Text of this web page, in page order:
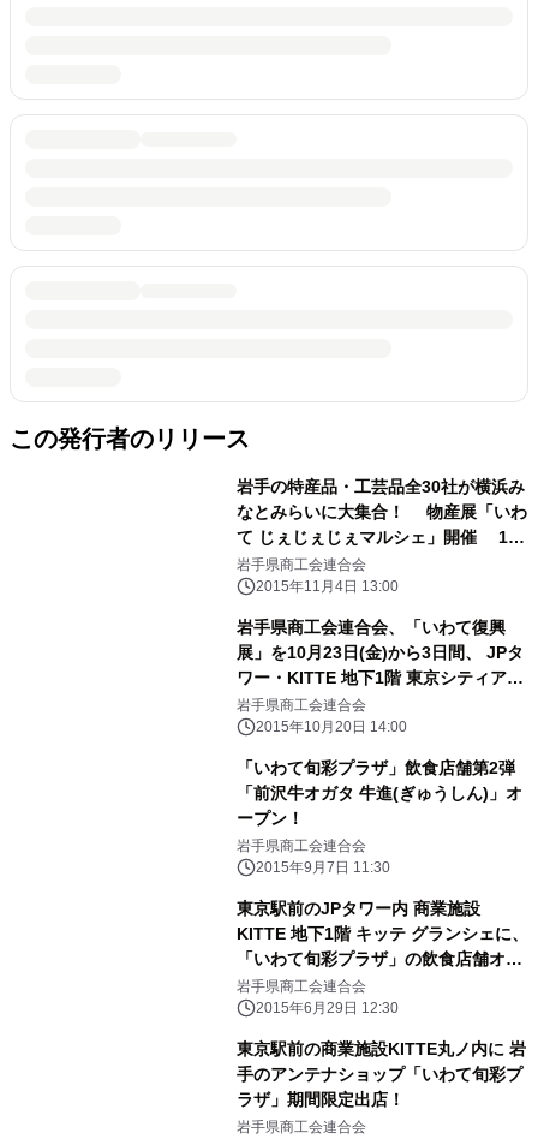
この発行者のリリース
岩手の特産品・工芸品全30社が横浜み
なとみらいに大集合！ 物産展「いわ
て じぇじぇじぇマルシェ」開催 11
月5日～8日の4日間、ランドマークプ
ラザ1F フェスティバルスクエアにて
岩手県商工会連合会
2015年11月4日 13:00
岩手県商工会連合会、「いわて復興
展」を10月23日(金)から3日間、 JPタ
ワー・KITTE 地下1階 東京シティアイ
で開催！ ～いわて旬彩プラザとの連動
で、復興写真展、被災企業・支援商品
岩手県商工会連合会
2015年10月20日 14:00
「いわて旬彩プラザ」飲食店舗第2弾
「前沢牛オガタ 牛進(ぎゅうしん)」オ
ープン！
岩手県商工会連合会
2015年9月7日 11:30
東京駅前のJPタワー内 商業施設
KITTE 地下1階 キッテ グランシェに、
「いわて旬彩プラザ」の飲食店舗オー
プン！ ～第1弾は【もりおか冷麺】
【盛岡じゃじゃ麺】の 「久太屋(麺匠
岩手県商工会連合会
2015年6月29日 12:30
東京駅前の商業施設KITTE丸ノ内に 岩
手のアンテナショップ「いわて旬彩プ
ラザ」期間限定出店！
岩手県商工会連合会